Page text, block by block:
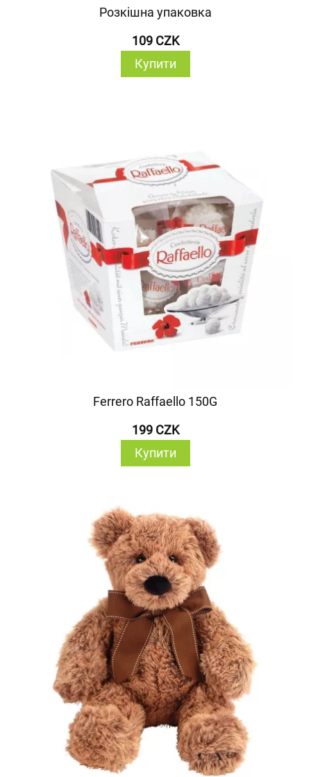
Розкішна упаковка
109 CZK
Купити
Ferrero Raffaello 150G
199 CZK
Купити